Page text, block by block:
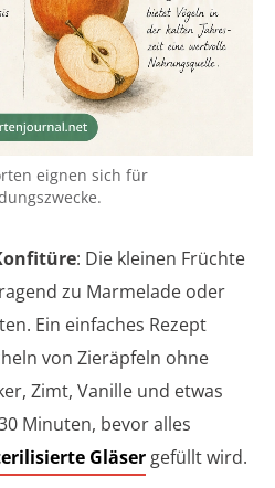
eignen sich für
: Die kleinen Früchte
zu Marmelade oder
Ein einfaches Rezept
von Zieräpfeln ohne
Zimt, Vanille und etwas
Minuten, bevor alles
Gläser gefüllt wird.